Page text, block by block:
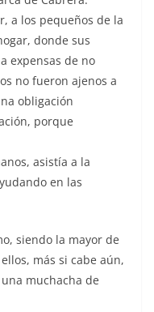
a los pequeños de la
donde sus
expensas de no
no fueron ajenos a
obligación
porque
asistía a la
en las
siendo la mayor de
más si cabe aún,
muchacha de